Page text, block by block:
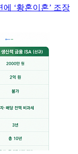
에 ‘황혼이혼’ 조장